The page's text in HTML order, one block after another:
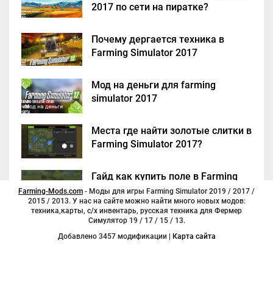
2017 по сети на пиратке?
Почему дергается техника в
Farming Simulator 2017
Мод на деньги для farming
simulator 2017
Места где найти золотые слитки в
Farming Simulator 2017?
Гайд как купить поле в Farming
Simulator 2017
Farming-Mods.com
2015 / 2013. У нас на сайте можно найти много новых модов:
техника,карты, с/х инвентарь, русская техника для Фермер
Симулятор 19 / 17 / 15 / 13.
Добавлено 3457 модификации |
Карта сайта